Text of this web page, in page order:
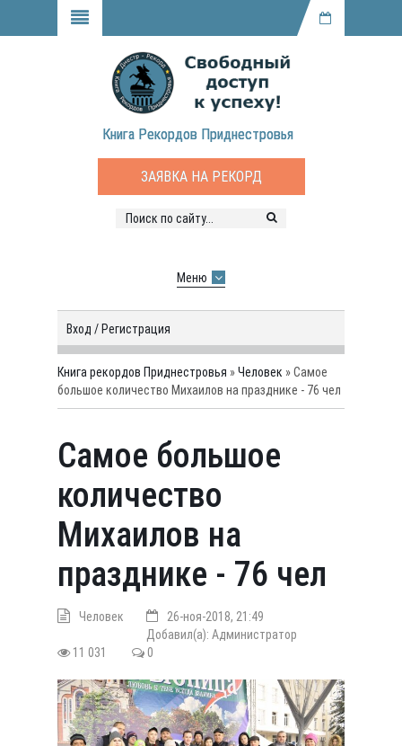
Книга Рекордов Приднестровья
ЗАЯВКА НА РЕКОРД
Меню
Вход / Регистрация
Книга рекордов Приднестровья »Человек » Самое
большое количество Михаилов на празднике - 76 чел
Самое большое
количество
Михаилов на
празднике - 76 чел
Человек
26-ноя-2018, 21:49
Добавил(а): Администратор
11 031
0